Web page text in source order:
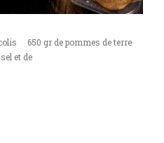
650 gr de pommes de terre
et de